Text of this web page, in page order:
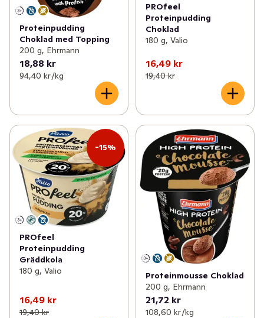
Proteinpudding
Choklad med Topping
200 g, Ehrmann
18,88 kr
94,40 kr /kg
PROfeel
Proteinpudding
Choklad
180 g, Valio
16,49 kr
19,40 kr
-15%
PROfeel
Proteinpudding
Gräddkola
180 g, Valio
16,49 kr
19,40 kr
Proteinmousse Choklad
200 g, Ehrmann
21,72 kr
108,60 kr /kg